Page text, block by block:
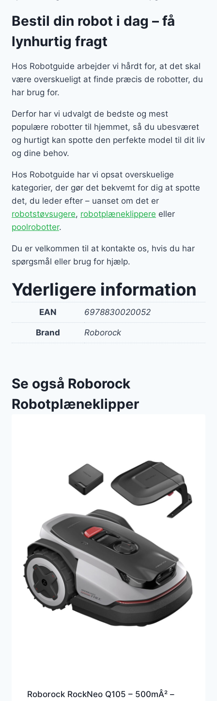
Bestil din robot i dag – få
lynhurtig fragt
Hos Robotguide arbejder vi hårdt for, at det skal
være overskueligt at finde præcis de robotter, du
har brug for.
Derfor har vi udvalgt de bedste og mest
populære robotter til hjemmet, så du ubesværet
og hurtigt kan spotte den perfekte model til dit liv
og dine behov.
Hos Robotguide har vi opsat overskuelige
kategorier, der gør det bekvemt for dig at spotte
det, du leder efter – uanset om det er
robotstøvsugere, robotplæneklippere eller
poolrobotter.
Du er velkommen til at kontakte os, hvis du har
spørgsmål eller brug for hjælp.
Yderligere information
EAN 6978830020052
Brand Roborock
Se også Roborock
Robotplæneklipper
Roborock RockNeo Q105 – 500mÂ² –